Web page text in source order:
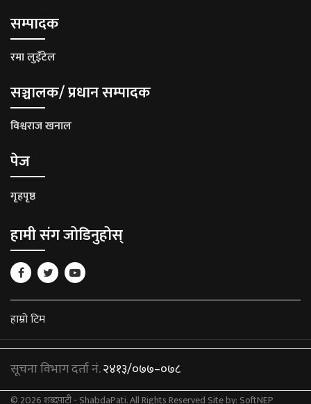
सम्पादक
रमा लुइँटेल
सञ्चालक/ प्रधान सम्पादक
विश्वराज खनाल
पेज
गृहपृष्ठ
हामी संग जोडिनुहोस्
हाम्रो टिम
© 2026 शब्दपाटी - ShabdaPati. All Rights Reserved Site by: SoftNEP
सूचना विभाग दर्ता नं.२४१३/०७७–०७८